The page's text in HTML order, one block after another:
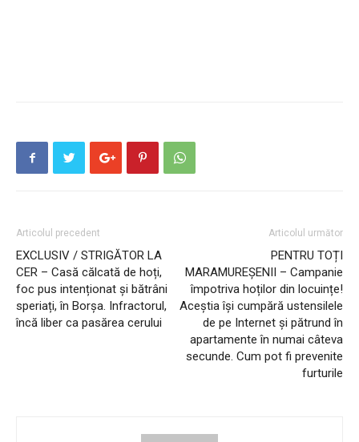
Articolul precedent
EXCLUSIV / STRIGĂTOR LA
CER – Casă călcată de hoți,
foc pus intenționat și bătrâni
speriați, în Borșa. Infractorul,
încă liber ca pasărea cerului
Articolul următor
PENTRU TOȚI
MARAMUREȘENII – Campanie
împotriva hoților din locuințe!
Aceștia își cumpără ustensilele
de pe Internet și pătrund în
apartamente în numai câteva
secunde. Cum pot fi prevenite
furturile